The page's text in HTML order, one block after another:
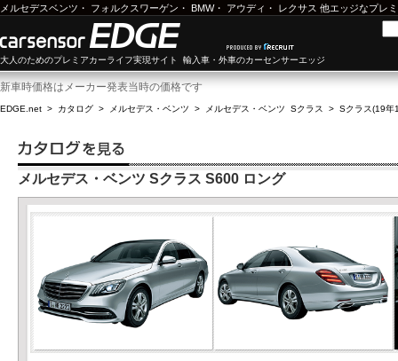
メルセデスベンツ ・ フォルクスワーゲン ・ BMW・ アウディ ・ レクサス 他エッジなプレ
大人のためのプレミアカーライフ実現サイト 輸入車・外車のカーセンサーエッジ
新車時価格はメーカー発表当時の価格です
EDGE.net > カタログ > メルセデス・ベンツ > メルセデス・ベンツ Sクラス > Sクラス(19年
メルセデス・ベンツ Sクラス S600 ロング